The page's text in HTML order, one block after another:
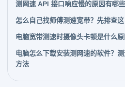
测网速 API 接口响应慢的原因有哪些
怎么自己找师傅测速宽带？先排查
电脑宽带测速时摄像头卡顿是什么
电脑怎么下载安装测网速的软件？
方法